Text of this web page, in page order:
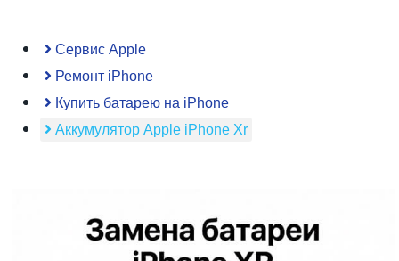
Сервис Apple
Ремонт iPhone
Купить батарею на iPhone
Аккумулятор Apple iPhone Xr